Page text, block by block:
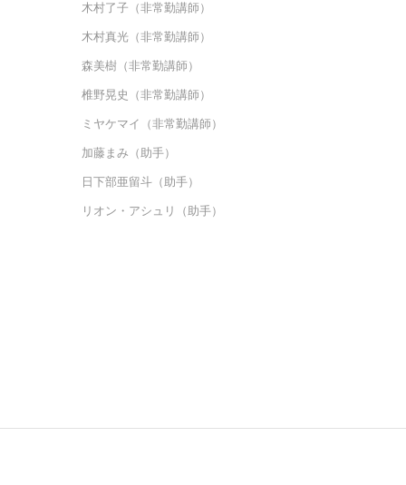
木村了子（非常勤講師）
木村真光（非常勤講師）
森美樹（非常勤講師）
椎野晃史（非常勤講師）
ミヤケマイ（非常勤講師）
加藤まみ（助手）
日下部亜留斗（助手）
リオン・アシュリ（助手）